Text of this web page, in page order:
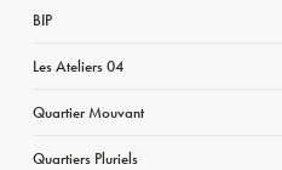
BIP
Les Ateliers 04
Quartier Mouvant
Quartiers Pluriels